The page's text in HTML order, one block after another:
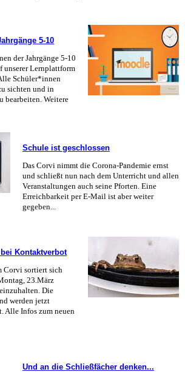
5-10
der Jahrgänge 5-10
unserer Lernplattform
Schüler*innen
sichten und in
bearbeiten. Weitere
Schule ist geschlossen
Das Corvi nimmt die Corona-Pandemie ernst
und schließt nun nach dem Unterricht und allen
Veranstaltungen auch seine Pforten. Eine
Erreichbarkeit per E-Mail ist aber weiter
gegeben...
Kontaktverbot
Corvi sortiert sich
23.März
Die
werden jetzt
Alle Infos zum neuen
Und an die Schließfächer denken...